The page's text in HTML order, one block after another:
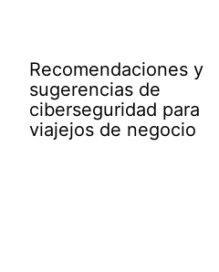
Recomendaciones y
sugerencias de
ciberseguridad para
viajejos de negocio